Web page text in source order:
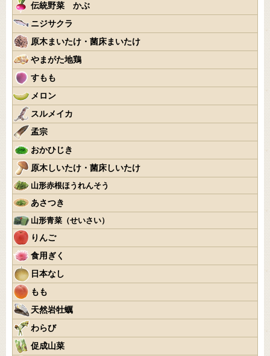
伝統野菜 かぶ
ニジサクラ
原木まいたけ・菌床まいたけ
やまがた地鶏
すもも
メロン
スルメイカ
孟宗
おかひじき
原木しいたけ・菌床しいたけ
山形赤根ほうれんそう
あさつき
山形青菜（せいさい）
りんご
食用ぎく
日本なし
もも
天然岩牡蠣
わらび
促成山菜